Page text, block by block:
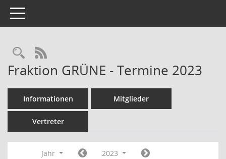
Toggle navigation
Rechercheauswahl
RSS-Feed
Fraktion GRÜNE - Termine 2023
Informationen Mitglieder
Vertreter
Jahr
2023